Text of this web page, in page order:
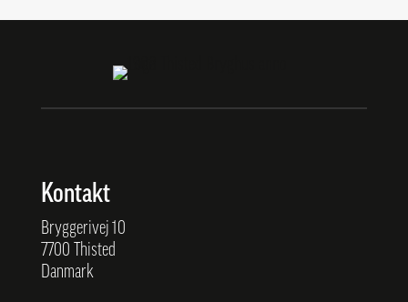
Kontakt
Bryggerivej 10
7700 Thisted
Danmark